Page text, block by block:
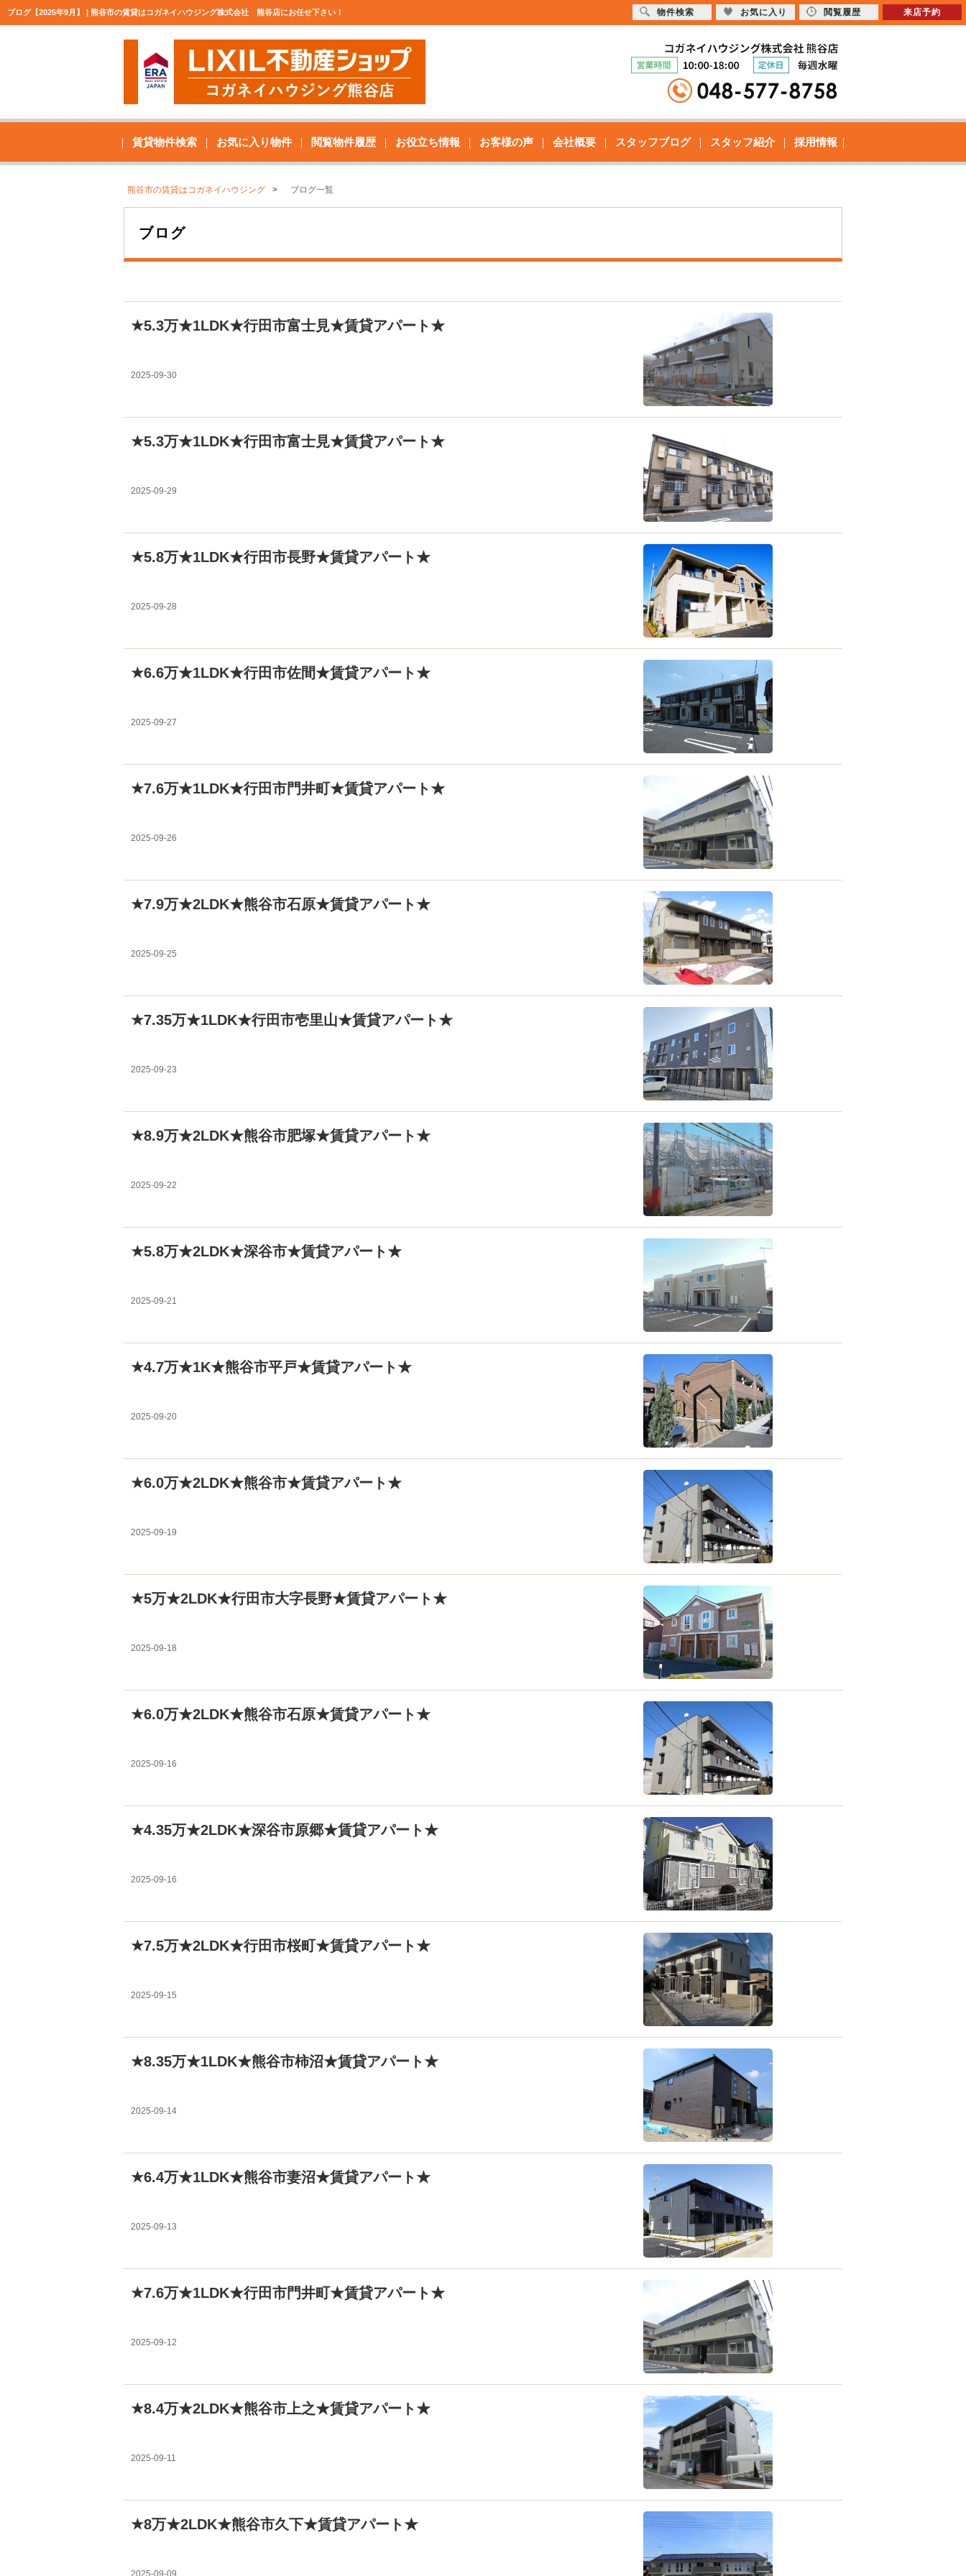
ブログ【2025年9月】 | 熊谷市の賃貸はコガネイハウジング株式会社 熊谷店にお任せ下さい！
賃貸物件検索 お気に入り物件 閲覧物件履歴 お役立ち情報 お客様の声 会社概要 スタッフブログ スタッフ紹介 採用情報
熊谷市の賃貸はコガネイハウジング ブログ一覧
ブログ
★5.3万★1LDK★行田市富士見★賃貸アパート★
2025-09-30
★5.3万★1LDK★行田市富士見★賃貸アパート★
2025-09-29
★5.8万★1LDK★行田市長野★賃貸アパート★
2025-09-28
★6.6万★1LDK★行田市佐間★賃貸アパート★
2025-09-27
★7.6万★1LDK★行田市門井町★賃貸アパート★
2025-09-26
★7.9万★2LDK★熊谷市石原★賃貸アパート★
2025-09-25
★7.35万★1LDK★行田市壱里山★賃貸アパート★
2025-09-23
★8.9万★2LDK★熊谷市肥塚★賃貸アパート★
2025-09-22
★5.8万★2LDK★深谷市★賃貸アパート★
2025-09-21
★4.7万★1K★熊谷市平戸★賃貸アパート★
2025-09-20
★6.0万★2LDK★熊谷市★賃貸アパート★
2025-09-19
★5万★2LDK★行田市大字長野★賃貸アパート★
2025-09-18
★6.0万★2LDK★熊谷市石原★賃貸アパート★
2025-09-16
★4.35万★2LDK★深谷市原郷★賃貸アパート★
2025-09-16
★7.5万★2LDK★行田市桜町★賃貸アパート★
2025-09-15
★8.35万★1LDK★熊谷市柿沼★賃貸アパート★
2025-09-14
★6.4万★1LDK★熊谷市妻沼★賃貸アパート★
2025-09-13
★7.6万★1LDK★行田市門井町★賃貸アパート★
2025-09-12
★8.4万★2LDK★熊谷市上之★賃貸アパート★
2025-09-11
★8万★2LDK★熊谷市久下★賃貸アパート★
2025-09-09
物件検索 お気に入り 閲覧履歴 来店予約